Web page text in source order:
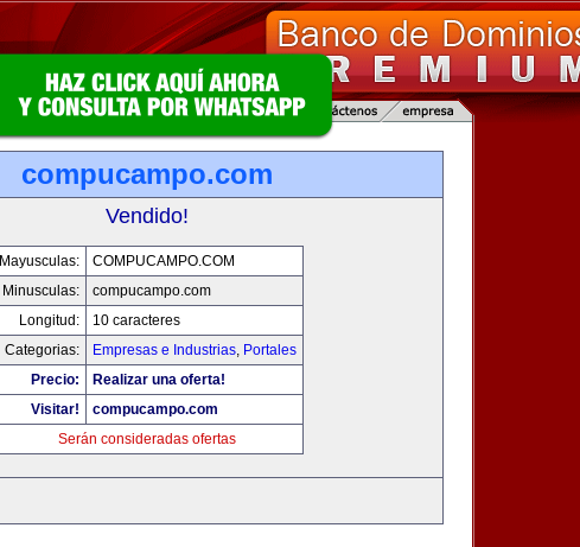
compucampo.com
Vendido!
Mayusculas:
COMPUCAMPO.COM
Minusculas:
compucampo.com
Longitud:
10 caracteres
Categorias:
Empresas e Industrias, Portales
Precio:
Realizar una oferta!
Visitar!
compucampo.com
Serán consideradas ofertas